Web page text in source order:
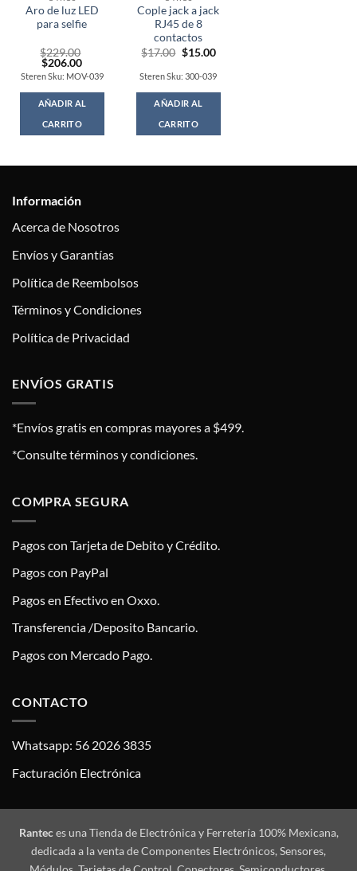
Aro de luz LED
para selfie
$229.00
Original
price
was:
$229.00.
$206.00Current
price
is:
$206.00.
Steren Sku: MOV-039
AÑADIR AL
CARRITO
Cople jack a jack
RJ45 de 8
contactos
$17.00 Original
was:
$17.00.
$15.00Current
is:
$15.00.
Steren Sku: 300-039
AÑADIR AL
CARRITO
Información
Acerca de Nosotros
Envíos y Garantías
Política de Reembolsos
Términos y Condiciones
Política de Privacidad
ENVÍOS GRATIS
*Envíos gratis en compras mayores a $499.
*Consulte términos y condiciones.
COMPRA SEGURA
Pagos con Tarjeta de Debito y Crédito.
Pagos con PayPal
Pagos en Efectivo en Oxxo.
Transferencia /Deposito Bancario.
Pagos con Mercado Pago.
CONTACTO
Whatsapp: 56 2026 3835
Facturación Electrónica
Ranteces una Tienda de Electrónica y Ferretería 100% Mexicana,
dedicada a la venta de Componentes Electrónicos, Sensores,